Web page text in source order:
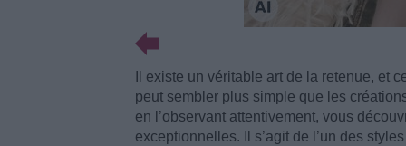
Il existe un véritable art de la retenue, et
peut sembler plus simple que les
en l’observant attentivement, vous
exceptionnelles. Il s’agit de l’un des